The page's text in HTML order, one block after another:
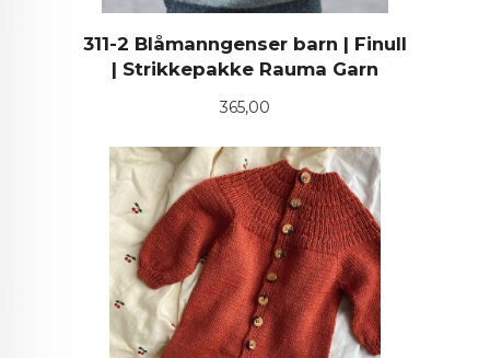
311-2 Blåmanngenser barn | Finull
| Strikkepakke Rauma Garn
Pris
365,00